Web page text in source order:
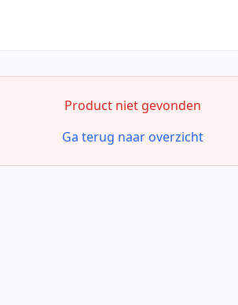
Product niet gevonden
Ga terug naar overzicht